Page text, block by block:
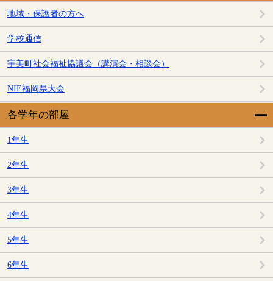
地域・保護者の方へ
学校通信
宇美町社会福祉協議会（講演会・相談会）
NIE福岡県大会
各学年の部屋
1年生
2年生
3年生
4年生
5年生
6年生